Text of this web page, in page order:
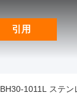
引用
BH30-1011L ステ